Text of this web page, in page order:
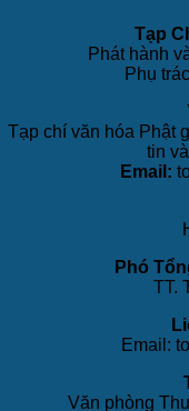
Tạp
Phát hành
Phụ
Tạp chí văn hóa Phật
tin
Email:
Phó
TT.
Email:
Văn phòng